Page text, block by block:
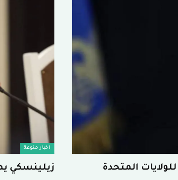
المتحدة
اخبار منوعة
زيلينسكي